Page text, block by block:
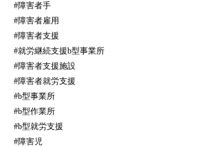
#障害者手
#障害者雇用
#障害者支援
#就労継続支援b型事業所
#障害者支援施設
#障害者就労支援
#b型事業所
#b型作業所
#b型就労支援
#障害児